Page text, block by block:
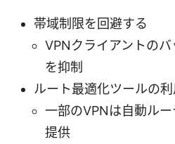
帯域制限を回避する
VPNクライアントの
を抑制
ルート最適化ツールの利
一部のVPNは自動ル
提供